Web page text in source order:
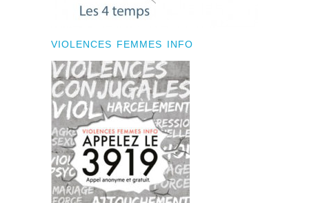
VIOLENCES FEMMES INFO